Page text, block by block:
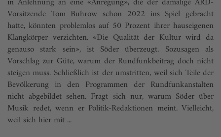
Vorsitzende Tom Buhrow schon 2022 ins Spiel gebracht
hatte, könnten problemlos auf 50 Prozent ihrer hauseigenen
Klangkörper verzichten. «Die Qualität der Kultur wird da
genauso stark sein», ist Söder überzeugt. Sozusagen als
Vorschlag zur Güte, warum der Rundfunkbeitrag doch nicht
steigen muss. Schließlich ist der umstritten, weil sich Teile der
Bevölkerung in den Programmen der Rundfunkanstalten
nicht abgebildet sehen. Fragt sich nur, warum Söder über
Musik redet, wenn er Politik-Redaktionen meint. Vielleicht,
weil sich hier mit ...